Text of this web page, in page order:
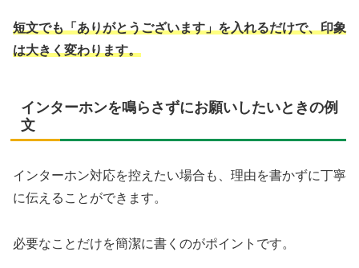
短文でも「ありがとうございます」を入れるだけで、印象
は大きく変わります。
インターホンを鳴らさずにお願いしたいときの例
文
インターホン対応を控えたい場合も、理由を書かずに丁寧
に伝えることができます。
必要なことだけを簡潔に書くのがポイントです。